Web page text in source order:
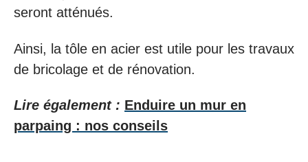
seront atténués.
Ainsi, la tôle en acier est utile pour les travaux
de bricolage et de rénovation.
Lire également : Enduire un mur en
parpaing : nos conseils